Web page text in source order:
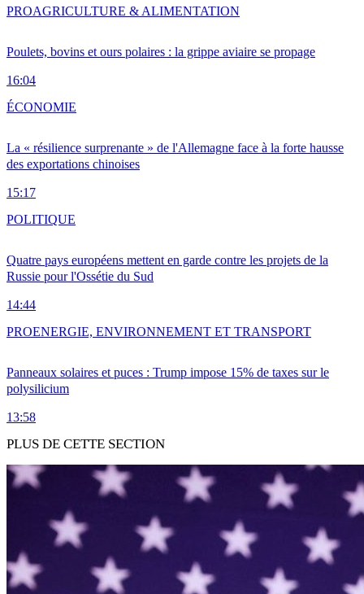
Poulets, bovins et ours polaires : la grippe aviaire se propage
16:04
PROAGRICULTURE & ALIMENTATION
La « résilience surprenante » de l'Allemagne face à la forte hausse
des exportations chinoises
15:17
ÉCONOMIE
Quatre pays européens mettent en garde contre les projets de la
Russie pour l'Ossétie du Sud
14:44
POLITIQUE
Panneaux solaires et puces : Trump impose 15% de taxes sur le
polysilicium
13:58
PROENERGIE, ENVIRONNEMENT ET TRANSPORT
PLUS DE CETTE SECTION